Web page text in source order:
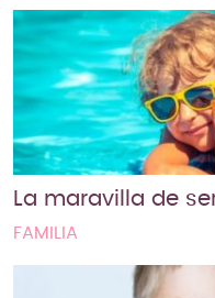
La maravilla de
FAMILIA